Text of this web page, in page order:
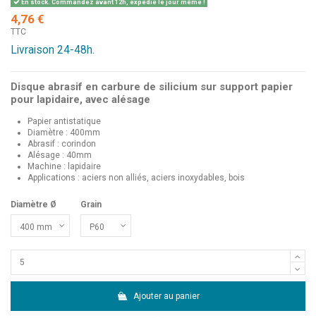
En stock. Commandez avant 12h, expédié le jour même !
4,76 €
TTC
Livraison 24-48h.
Disque abrasif en carbure de silicium sur support papier
pour lapidaire, avec alésage
Papier antistatique
Diamètre : 400mm
Abrasif : corindon
Alésage : 40mm
Machine : lapidaire
Applications : aciers non alliés, aciers inoxydables, bois
Diamètre Ø Grain
Ajouter au panier